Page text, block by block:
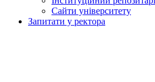
Сайти університету
Запитати у ректора